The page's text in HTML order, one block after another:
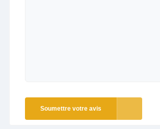
Soumettre votre avis